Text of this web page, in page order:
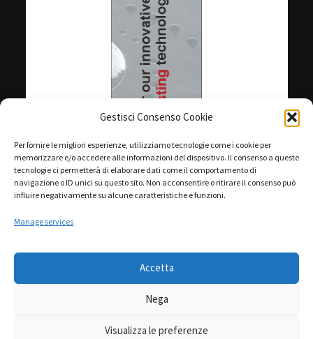
Gestisci Consenso Cookie
Per fornire le migliori esperienze, utilizziamo tecnologie come i cookie per
memorizzare e/o accedere alle informazioni del dispositivo. Il consenso a queste
tecnologie ci permetterà di elaborare dati come il comportamento di
navigazione o ID unici su questo sito. Non acconsentire o ritirare il consenso può
influire negativamente su alcune caratteristiche e funzioni.
Manage services
Accetta
Nega
Visualizza le preferenze